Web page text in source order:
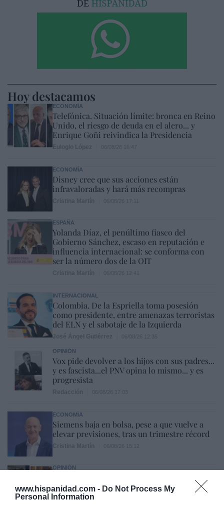
www.hispanidad.com - Do Not Process My
Personal Information
Hoy destacamos
ECONOMÍA
Telefónica. Situación límite: bronca en Reino
Unido, el riesgo de deuda en el alero... y
Enrique Goñi reivindica la Presidencia
ECONOMÍA
Disney cree que sus acciones están
infravaloradas y hará más recompras
ESPAÑA
Yolanda Díaz, el penúltimo fiasco del
Gobierno Sánchez, escaso en reputación e
influencia internacional: se conforma con
ser la número dos de la OIT
INTERNACIONAL
Colombia. De la Espriella toma posesión
como presidente, entre amenazas terroristas
del ELN y el sabotaje de la Izquierda
OPINIÓN
Vox pide devolver a los hijos con sus padres...
y es fascista...el PNV opina lo mismo... y es
progresista
ECONOMÍA
Siemens baja en bolsa, pese a que vuelve a
elevar previsiones, tras un trimestre récord
OPINIÓN
abandonado a su país, porque Ceuta es
España. Tenemos un Gobierno en